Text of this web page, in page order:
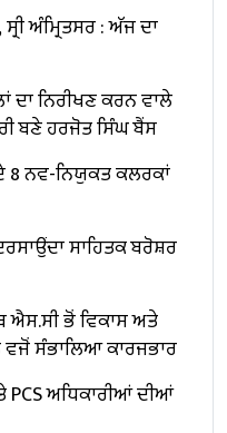
ਅੰਮ੍ਰਿਤਸਰ : ਅੱਜ ਦਾ
ਦਾ ਨਿਰੀਖਣ ਕਰਨ ਵਾਲੇ
ਬਣੇ ਹਰਜੋਤ ਸਿੰਘ ਬੈਂਸ
8 ਨਵ-ਨਿਯੁਕਤ ਕਲਰਕਾਂ
ਸਾਹਿਤਕ ਬਰੋਸ਼ਰ
ਐਸ.ਸੀ ਭੋਂ ਵਿਕਾਸ ਅਤੇ
ਸੰਭਾਲਿਆ ਕਾਰਜਭਾਰ
PCS ਅਧਿਕਾਰੀਆਂ ਦੀਆਂ